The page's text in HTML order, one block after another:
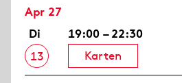
Apr 27
Di
13
19:00 – 22:30
Karten